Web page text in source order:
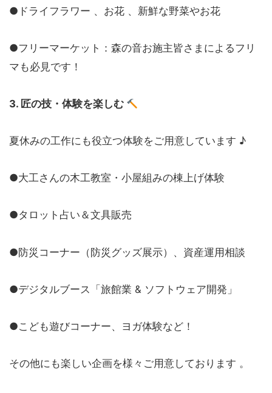
●ドライフラワー 、お花 、新鮮な野菜やお花
●フリーマーケット：森の音お施主皆さまによるフリ
マも必見です！
3. 匠の技・体験を楽しむ
夏休みの工作にも役立つ体験をご用意しています ♪
●大工さんの木工教室・小屋組みの棟上げ体験
●タロット占い＆文具販売
●防災コーナー（防災グッズ展示）、資産運用相談
●デジタルブース「旅館業 & ソフトウェア開発」
●こども遊びコーナー、ヨガ体験など！
その他にも楽しい企画を様々ご用意しております 。